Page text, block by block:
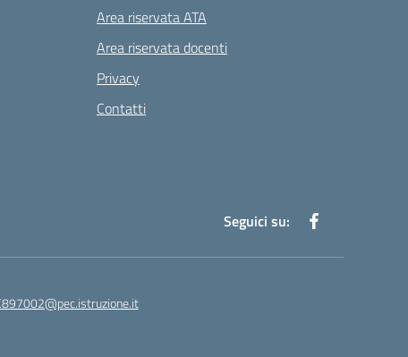
Area riservata ATA
Area riservata docenti
Privacy
Contatti
Seguici su: